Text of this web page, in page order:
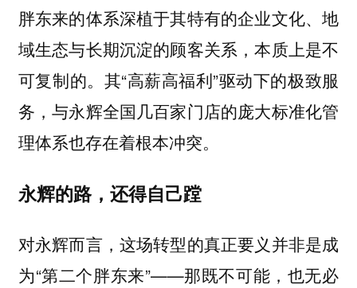
胖东来的体系深植于其特有的企业文化、地
域生态与长期沉淀的顾客关系，本质上是不
可复制的。 其“高薪高福利”驱动下的极致服
务，与永辉全国几百家门店的庞大标准化管
理体系也存在着根本冲突。
永辉的路，还得自己蹚
对永辉而言，这场转型的真正要义并非是成
为“第二个胖东来”——那既不可能，也无必